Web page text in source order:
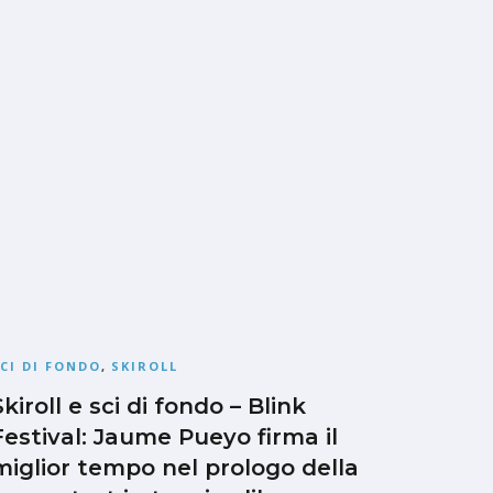
DI FONDO, SKIROLL
e sci di fondo – Blink
Jaume Pueyo firma il
tempo nel prologo della